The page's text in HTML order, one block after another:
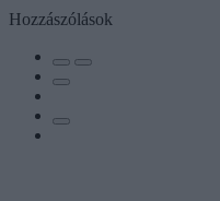
Hozzászólások